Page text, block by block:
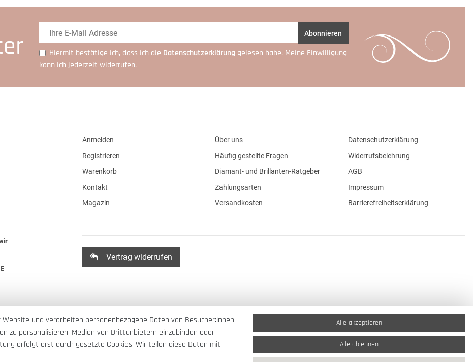
Abonnieren
Hiermit bestätige ich, dass ich die Daten­schutz­erklärung gelesen habe. Meine Einwilligung
kann ich jederzeit widerrufen.
Anmelden
Registrieren
Warenkorb
Kontakt
Magazin
Über uns
Häufig gestellte Fragen
Diamant- und Brillanten-Ratgeber
Zahlungsarten
Versandkosten
Datenschutzerklärung
Widerrufsbelehrung
AGB
Impressum
Barrierefreiheitserklärung
Vertrag widerrufen
und verarbeiten personenbezogene Daten von Besucher:innen
zu personalisieren, Medien von Drittanbietern einzubinden oder
erfolgt erst durch gesetzte Cookies. Wir teilen diese Daten mit
Alle akzeptieren
Alle ablehnen